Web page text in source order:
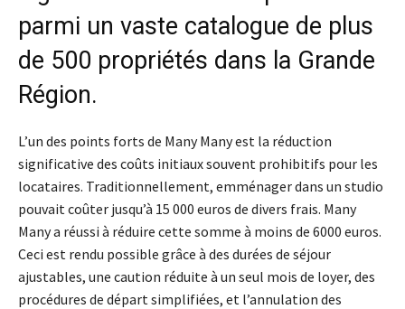
parmi un vaste catalogue de plus
de 500 propriétés dans la Grande
Région.
L’un des points forts de Many Many est la réduction
significative des coûts initiaux souvent prohibitifs pour les
locataires. Traditionnellement, emménager dans un studio
pouvait coûter jusqu’à 15 000 euros de divers frais. Many
Many a réussi à réduire cette somme à moins de 6000 euros.
Ceci est rendu possible grâce à des durées de séjour
ajustables, une caution réduite à un seul mois de loyer, des
procédures de départ simplifiées, et l’annulation des